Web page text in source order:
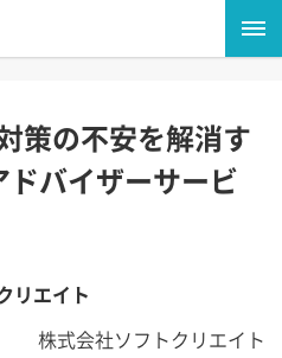
策の不安を解消す
ドバイザーサービ
リエイト
株式会社ソフトクリエイト